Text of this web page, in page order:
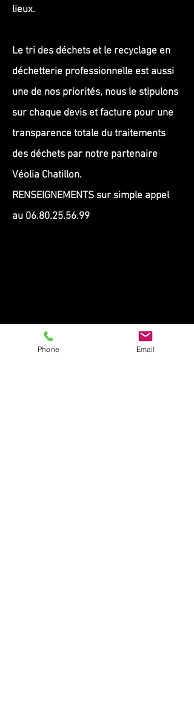
lieux.
Le tri des déchets et le recyclage en
déchetterie professionnelle est aussi
une de nos priorités, nous le stipulons
sur chaque devis et facture pour une
transparence totale du traitements
des déchets par notre partenaire
Véolia Chatillon.
RENSEIGNEMENTS sur simple appel
au 06.80.25.56.99
Phone Email